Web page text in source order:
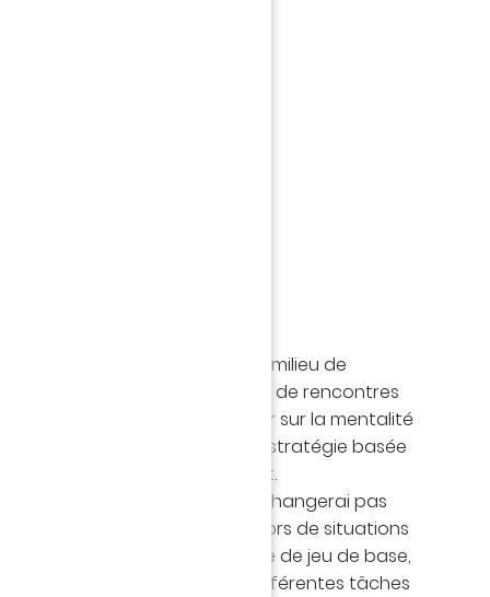
avec une 10e place attendue (milieu de
jouer une majorité de rencontres
Mon choix va donc se porter sur la mentalité
définie par le jeu comme une stratégie basée
prise de risque et résultat.
ne veut pas dire que je ne changerai pas
certaines rencontres ou lors de situations
mais elle définit mon style de jeu de base,
pour attribuer les différentes tâches